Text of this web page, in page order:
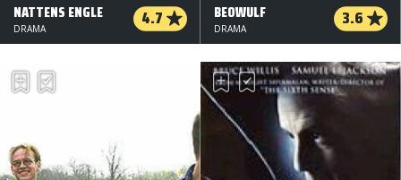
NATTENS ENGLE 4.7
DRAMA
BEOWULF 3.6
DRAMA